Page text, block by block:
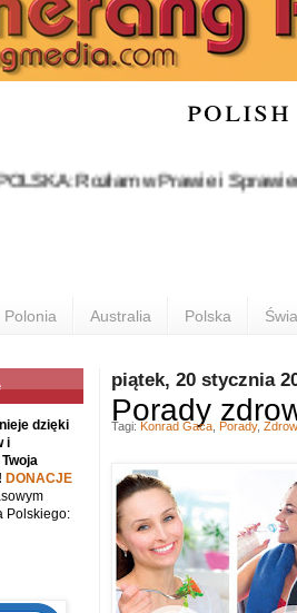
Rozłam w Prawie i
Polonia Australia Polska
piątek, 20 stycznia
Porady
Tagi: Konrad Gaca Porady,
dzięki
i
DONACJE
Polskiego: